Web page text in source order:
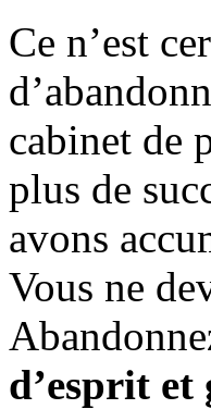
Ce n’est
cabinet de
plus de
avons
Vous ne
d’esprit et